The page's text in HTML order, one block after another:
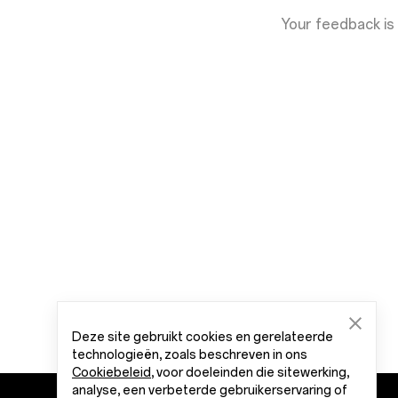
Your feedback
Deze site gebruikt cookies en gerelateerde
technologieën, zoals beschreven in ons
Cookiebeleid, voor doeleinden die sitewerking,
analyse, een verbeterde gebruikerservaring of